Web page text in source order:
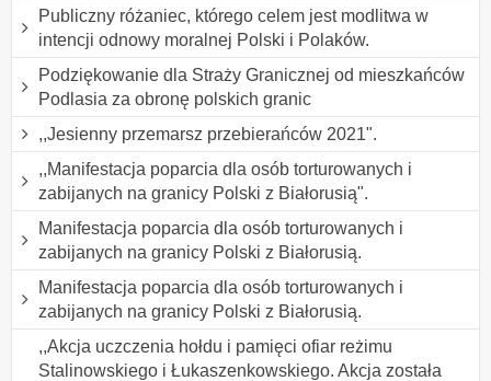
Publiczny różaniec, którego celem jest modlitwa w
intencji odnowy moralnej Polski i Polaków.
Podziękowanie dla Straży Granicznej od mieszkańców
Podlasia za obronę polskich granic
,,Jesienny przemarsz przebierańców 2021".
,,Manifestacja poparcia dla osób torturowanych i
zabijanych na granicy Polski z Białorusią".
Manifestacja poparcia dla osób torturowanych i
zabijanych na granicy Polski z Białorusią.
Manifestacja poparcia dla osób torturowanych i
zabijanych na granicy Polski z Białorusią.
,,Akcja uczczenia hołdu i pamięci ofiar reżimu
Stalinowskiego i Łukaszenkowskiego. Akcja została